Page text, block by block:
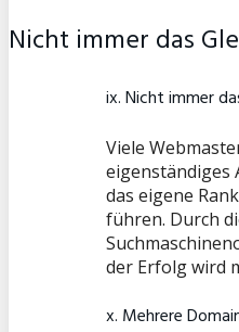
Nicht immer das
ix. Nicht immer
Viele
eigenständiges
das eigene
führen. Durch
der Erfolg wird
x. Mehrere